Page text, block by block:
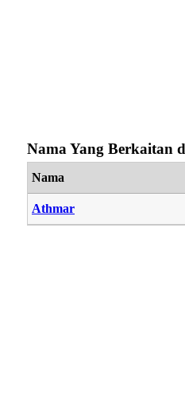
Nama Yang Berkaitan
Nama
Athmar